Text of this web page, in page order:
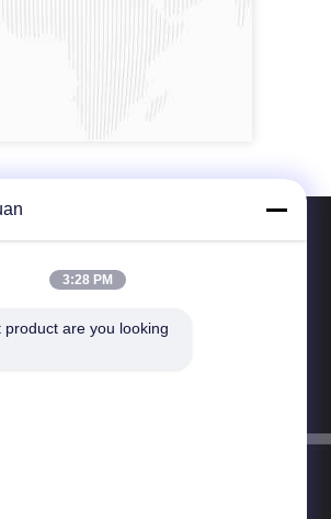
Electronic
市場志向の」目的に常に付着
早く戻る。
3:28 PM
product are you looking